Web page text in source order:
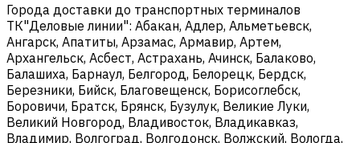
Города доставки до транспортных терминалов
ТК"Деловые линии": Абакан, Адлер, Альметьевск,
Ангарск, Апатиты, Арзамас, Армавир, Артем,
Архангельск, Асбест, Астрахань, Ачинск, Балаково,
Балашиха, Барнаул, Белгород, Белорецк, Бердск,
Березники, Бийск, Благовещенск, Борисоглебск,
Боровичи, Братск, Брянск, Бузулук, Великие Луки,
Великий Новгород, Владивосток, Владикавказ,
Владимир, Волгоград, Волгодонск, Волжский, Вологда,